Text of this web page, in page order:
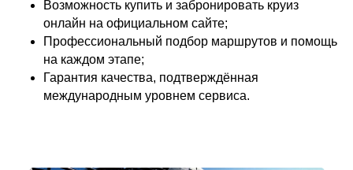
Возможность купить и забронировать круиз
онлайн на официальном сайте;
Профессиональный подбор маршрутов и помощь
на каждом этапе;
Гарантия качества, подтверждённая
международным уровнем сервиса.